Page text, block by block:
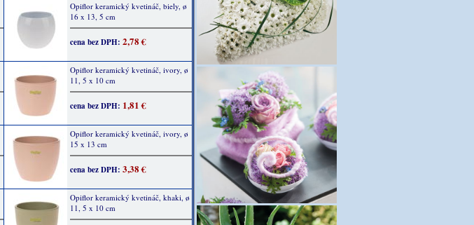
Opiflor keramický kvetináč, biely, ø
16 x 13, 5 cm
cena bez DPH: 2,78 €
Opiflor keramický kvetináč, ivory, ø
11, 5 x 10 cm
cena bez DPH: 1,81 €
Opiflor keramický kvetináč, ivory, ø
15 x 13 cm
cena bez DPH: 3,38 €
Opiflor keramický kvetináč, khaki, ø
11, 5 x 10 cm